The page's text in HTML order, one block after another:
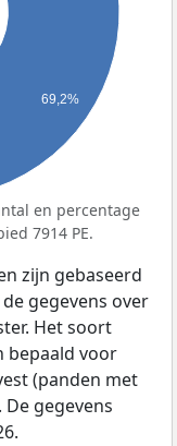
69,2%
en percentage
7914 PE.
zijn gebaseerd
gegevens over
Het soort
bepaald voor
(panden met
gegevens